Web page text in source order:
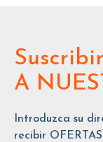
Suscribir
A
Introduzca su
recibir